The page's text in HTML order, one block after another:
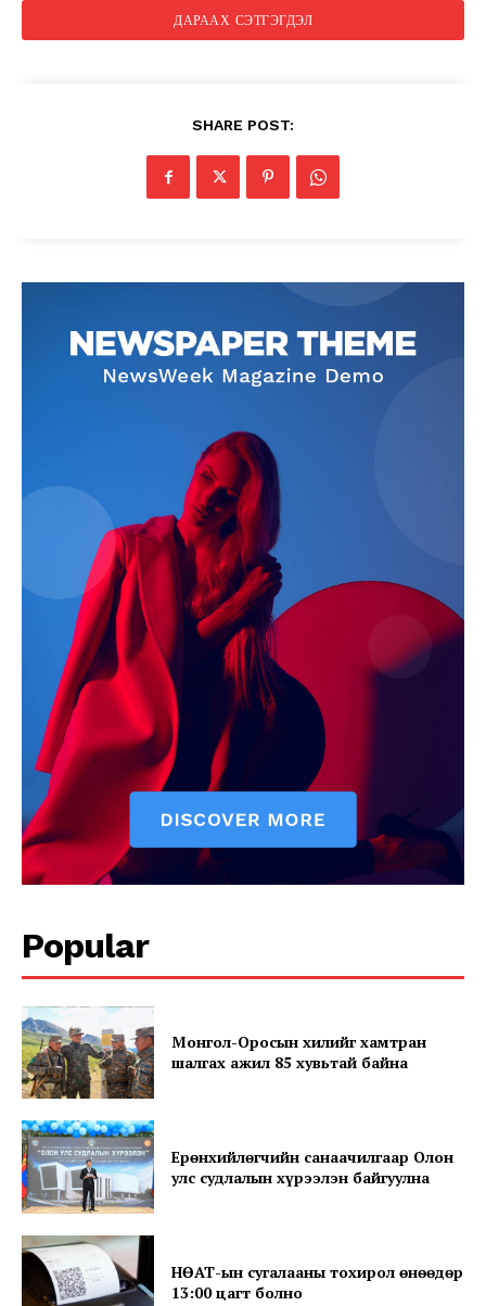
News Week
Magazine PRO
SHARE POST:
Popular
Монгол-Оросын хилийг хамтран
шалгах ажил 85 хувьтай байна
Ерөнхийлөгчийн санаачилгаар Олон
улс судлалын хүрээлэн байгуулна
НӨАТ-ын сугалааны тохирол өнөөдөр
13:00 цагт болно